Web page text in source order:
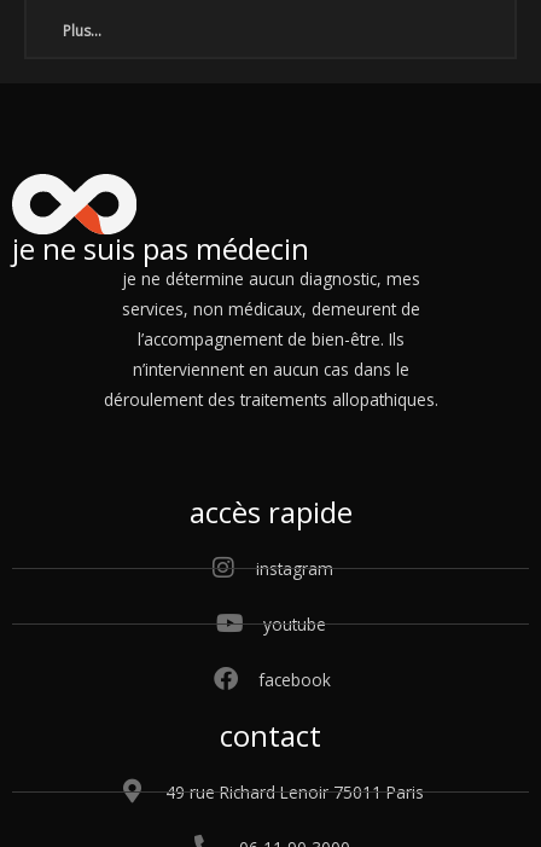
Plus...
je ne suis pas médecin
je ne détermine aucun diagnostic, mes
services, non médicaux, demeurent de
l’accompagnement de bien-être. Ils
n’interviennent en aucun cas dans le
déroulement des traitements allopathiques.
accès rapide
instagram
youtube
facebook
contact
49 rue Richard Lenoir 75011 Paris